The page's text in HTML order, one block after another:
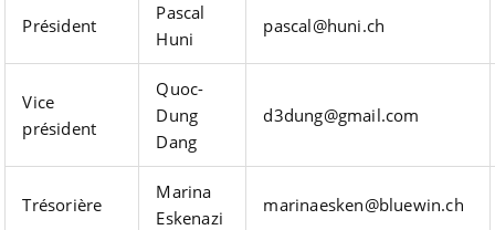
Président
Pascal
Huni
pascal@huni.ch
Vice
président
Quoc-
Dung
Dang
d3dung@gmail.com
Trésorière
Marina
Eskenazi
marinaesken@bluewin.ch